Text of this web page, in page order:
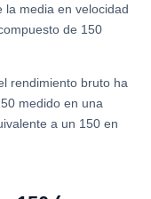
la media en velocidad
de 150
rendimiento bruto ha
medido en una
a un 150 en